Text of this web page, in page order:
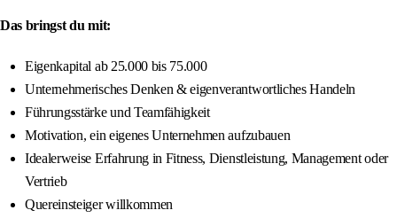
Das bringst du mit:
Eigenkapital ab 25.000 bis 75.000
Unternehmerisches Denken & eigenverantwortliches Handeln
Führungsstärke und Teamfähigkeit
Motivation, ein eigenes Unternehmen aufzubauen
Idealerweise Erfahrung in Fitness, Dienstleistung, Management oder
Vertrieb
Quereinsteiger willkommen